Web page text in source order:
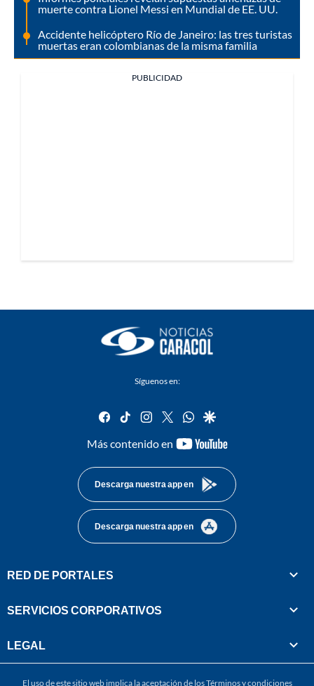
muerte contra Lionel Messi en Mundial de EE. UU.
Accidente helicóptero Río de Janeiro: las tres turistas
muertas eran colombianas de la misma familia
PUBLICIDAD
Síguenos en:
facebook
tiktok instagram
twitterwhatsapp
google
Más contenido en
youtube-
Descarga nuestra app en
Descarga nuestra app en
RED DE PORTALES
SERVICIOS CORPORATIVOS
LEGAL
El uso de este sitio web implica la aceptación de losTérminos y condiciones